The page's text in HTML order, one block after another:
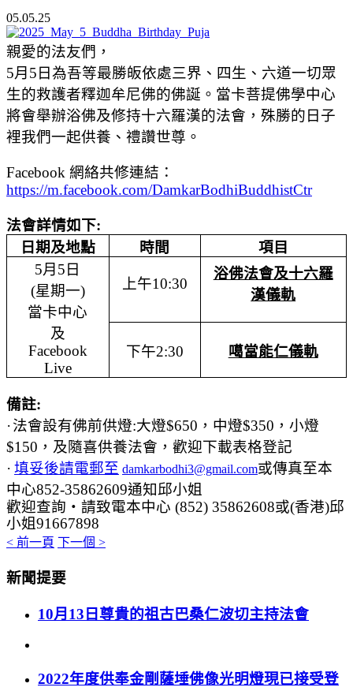
05.05.25
親愛的法友們，
5月 5 日為吾等最勝皈依處三界、四生、六道一切眾
生的救護者釋迦牟尼佛的佛誕。當卡菩提佛學中心
將會舉辦浴佛及修持十六羅漢的法會，殊勝的日子
裡我們一起供養、禮讚世尊。
Facebook 網絡共修連結：
https://m.facebook.com/DamkarBodhiBuddhistCtr
法會詳情如下:
日期及地點
時間
項目
5月 5 日
(星期一)
當卡中心
及
Facebook
Live
上午10:30
浴佛法會及十六羅
漢儀軌
下午2:30 噶當能仁儀軌
備註:
·法會設有佛前供燈:大燈$650 ，中燈$350 ，小燈
$150 ，及隨喜供養法會 ，歡迎下載表格登記
· 填妥後請電郵至 damkarbodhi3@gmail.com或傳真至本
中心852-35862609通知邱小姐
歡迎查詢 ‧ 請致電本中心 (852) 35862608或(香港)邱
小姐91667898
< 前一頁 下一個 >
新聞提要
10月13日尊貴的祖古巴桑仁波切主持法會
2022年度供奉金剛薩埵佛像光明燈現已接受登